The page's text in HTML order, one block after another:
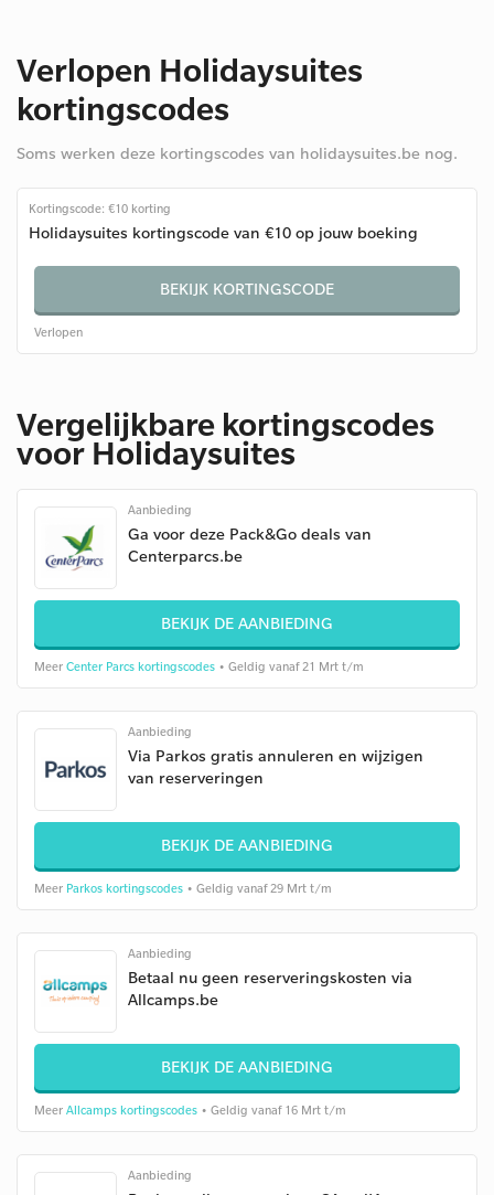
Verlopen Holidaysuites
kortingscodes
Soms werken deze kortingscodes van holidaysuites.be nog.
Kortingscode: €10 korting
Holidaysuites kortingscode van €10 op jouw boeking
BEKIJK KORTINGSCODE
Verlopen
Vergelijkbare kortingscodes
voor Holidaysuites
Aanbieding
Ga voor deze Pack&Go deals van
Centerparcs.be
BEKIJK DE AANBIEDING
Meer Center Parcs kortingscodes • Geldig vanaf 21 Mrt t/m
Aanbieding
Via Parkos gratis annuleren en wijzigen
van reserveringen
BEKIJK DE AANBIEDING
Meer Parkos kortingscodes • Geldig vanaf 29 Mrt t/m
Aanbieding
Betaal nu geen reserveringskosten via
Allcamps.be
BEKIJK DE AANBIEDING
Meer Allcamps kortingscodes • Geldig vanaf 16 Mrt t/m
Aanbieding